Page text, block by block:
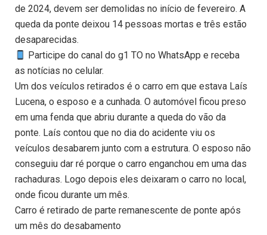
de 2024, devem ser demolidas no início de fevereiro. A
queda da ponte deixou 14 pessoas mortas e três estão
desaparecidas.
Participe do canal do g1 TO no WhatsApp e receba
as notícias no celular.
Um dos veículos retirados é o carro em que estava Laís
Lucena, o esposo e a cunhada. O automóvel ficou preso
em uma fenda que abriu durante a queda do vão da
ponte. Laís contou que no dia do acidente viu os
veículos desabarem junto com a estrutura. O esposo não
conseguiu dar ré porque o carro enganchou em uma das
rachaduras. Logo depois eles deixaram o carro no local,
onde ficou durante um mês.
Carro é retirado de parte remanescente de ponte após
um mês do desabamento